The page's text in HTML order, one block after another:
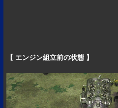
【 エンジン組立前の状態 】